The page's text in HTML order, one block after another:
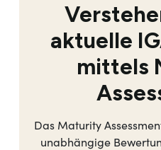
aktuelle
mittels
Das Maturity
unabhängige